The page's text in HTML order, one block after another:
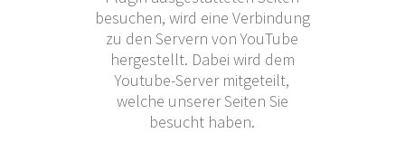
besuchen, wird eine Verbindung
zu den Servern von YouTube
hergestellt. Dabei wird dem
Youtube-Server mitgeteilt,
welche unserer Seiten Sie
besucht haben.